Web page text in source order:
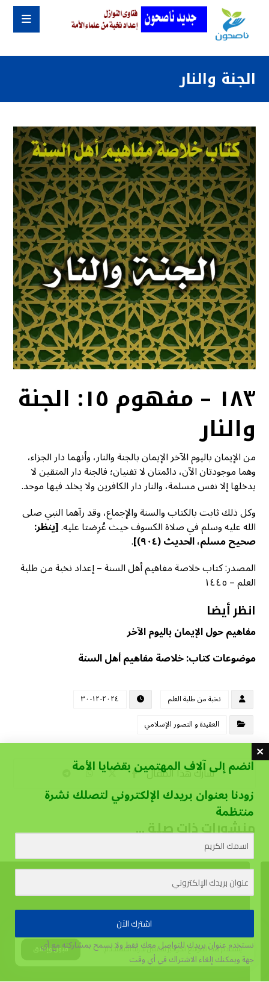
الجنة والنار
١٨٣ – مفهوم ١٥: الجنة
والنار
من الإيمان باليوم الآخر الإيمان بالجنة والنار، وأنهما دار الجزاء،
وهما موجودتان الآن، دائمتان لا تفنيان؛ فالجنة دار المتقين لا
يدخلها إلا نفس مسلمة، والنار دار الكافرين ولا يخلد فيها موحد.
وكل ذلك ثابت بالكتاب والسنة والإجماع، وقد رآهما النبي صلى
الله عليه وسلم في صلاة الكسوف حيث عُرِضتا عليه.[ينظر:
صحيح مسلم، الحديث (٩٠٤)]
.
المصدر: كتاب خلاصة مفاهيم أهل السنة – إعداد نخبة من طلبة
العلم – ١٤٤٥
انظر أيضا
مفاهيم حول الإيمان باليوم الآخر
موضوعات كتاب: خلاصة مفاهيم أهل السنة
نخبة من طلبة العلم
٢٠٢٤-١٢-٣٠
العقيدة و التصور الإسلامي
منشورات ذات صلة ...
يستخدم هذا الموقع الكوكيز لتحسين تجربة المستخدم. قبول وإغلاق
انضم إلى آلاف المهتمين بقضايا الأمة
زودنا بعنوان بريدك الإلكتروني لتصلك نشرة
منتظمة
اشترك الآن
نستخدم عنوان بريدك للتواصل معك فقط ولا نسمح بمشاركته مع أي
جهةويمكنك إلغاء الاشتراك في أي وقت